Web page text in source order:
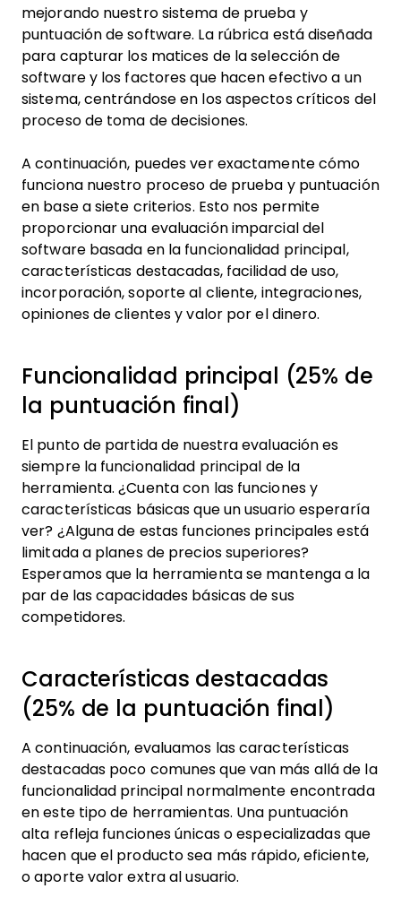
mejorando nuestro sistema de prueba y
puntuación de software. La rúbrica está diseñada
para capturar los matices de la selección de
software y los factores que hacen efectivo a un
sistema, centrándose en los aspectos críticos del
proceso de toma de decisiones.
A continuación, puedes ver exactamente cómo
funciona nuestro proceso de prueba y puntuación
en base a siete criterios. Esto nos permite
proporcionar una evaluación imparcial del
software basada en la funcionalidad principal,
características destacadas, facilidad de uso,
incorporación, soporte al cliente, integraciones,
opiniones de clientes y valor por el dinero.
Funcionalidad principal (25% de
la puntuación final)
El punto de partida de nuestra evaluación es
siempre la funcionalidad principal de la
herramienta. ¿Cuenta con las funciones y
características básicas que un usuario esperaría
ver? ¿Alguna de estas funciones principales está
limitada a planes de precios superiores?
Esperamos que la herramienta se mantenga a la
par de las capacidades básicas de sus
competidores.
Características destacadas
(25% de la puntuación final)
A continuación, evaluamos las características
destacadas poco comunes que van más allá de la
funcionalidad principal normalmente encontrada
en este tipo de herramientas. Una puntuación
alta refleja funciones únicas o especializadas que
hacen que el producto sea más rápido, eficiente,
o aporte valor extra al usuario.